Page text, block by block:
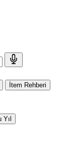
İtem Rehberi
Yıl